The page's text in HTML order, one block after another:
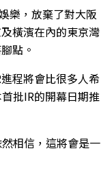
樂，放棄了對大阪
橫濱在內的東京灣
點。
程將會比很多人希
批IR的開幕日期推
相信，這將會是一